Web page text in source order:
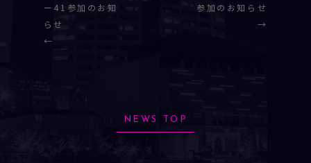
ー41参加のお知
らせ
←
参加のお知らせ
→
NEWS TOP